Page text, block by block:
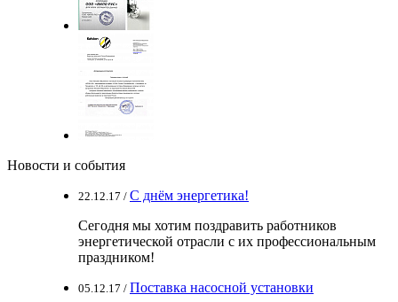
Новости и события
22.12.17 / С днём энергетика!
Сегодня мы хотим поздравить работников
энергетической отрасли с их профессиональным
праздником!
05.12.17 / Поставка насосной установки